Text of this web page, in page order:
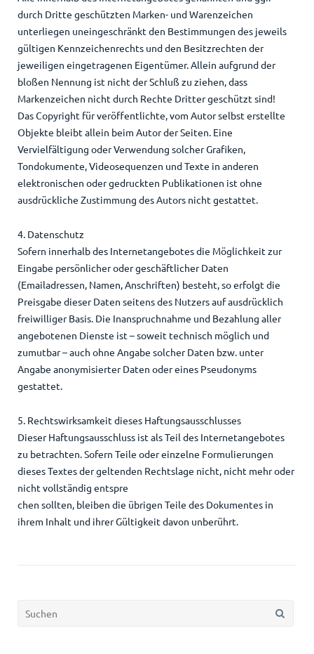
durch Dritte geschützten Marken- und Warenzeichen
unterliegen uneingeschränkt den Bestimmungen des jeweils
gültigen Kennzeichenrechts und den Besitzrechten der
jeweiligen eingetragenen Eigentümer. Allein aufgrund der
bloßen Nennung ist nicht der Schluß zu ziehen, dass
Markenzeichen nicht durch Rechte Dritter geschützt sind!
Das Copyright für veröffentlichte, vom Autor selbst erstellte
Objekte bleibt allein beim Autor der Seiten. Eine
Vervielfältigung oder Verwendung solcher Grafiken,
Tondokumente, Videosequenzen und Texte in anderen
elektronischen oder gedruckten Publikationen ist ohne
ausdrückliche Zustimmung des Autors nicht gestattet.
4. Datenschutz
Sofern innerhalb des Internetangebotes die Möglichkeit zur
Eingabe persönlicher oder geschäftlicher Daten
(Emailadressen, Namen, Anschriften) besteht, so erfolgt die
Preisgabe dieser Daten seitens des Nutzers auf ausdrücklich
freiwilliger Basis. Die Inanspruchnahme und Bezahlung aller
angebotenen Dienste ist – soweit technisch möglich und
zumutbar – auch ohne Angabe solcher Daten bzw. unter
Angabe anonymisierter Daten oder eines Pseudonyms
gestattet.
5. Rechtswirksamkeit dieses Haftungsausschlusses
Dieser Haftungsausschluss ist als Teil des Internetangebotes
zu betrachten. Sofern Teile oder einzelne Formulierungen
dieses Textes der geltenden Rechtslage nicht, nicht mehr oder
nicht vollständig entspre
chen sollten, bleiben die übrigen Teile des Dokumentes in
ihrem Inhalt und ihrer Gültigkeit davon unberührt.
Suchen